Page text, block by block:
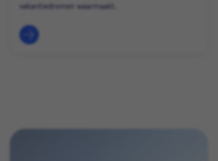
vakantiedromen waarmaakt.